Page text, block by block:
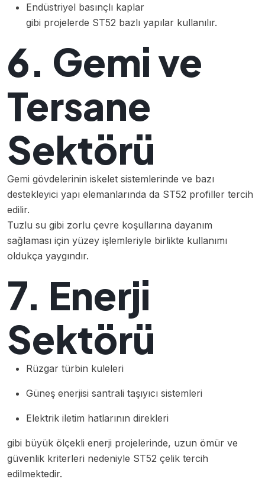
Endüstriyel basınçlı kaplar
gibi projelerde ST52 bazlı yapılar kullanılır.
6. Gemi ve
Tersane
Sektörü
Gemi gövdelerinin iskelet sistemlerinde ve bazı
destekleyici yapı elemanlarında da ST52 profiller tercih
edilir.
Tuzlu su gibi zorlu çevre koşullarına dayanım
sağlaması için yüzey işlemleriyle birlikte kullanımı
oldukça yaygındır.
7. Enerji
Sektörü
Rüzgar türbin kuleleri
Güneş enerjisi santrali taşıyıcı sistemleri
Elektrik iletim hatlarının direkleri
gibi büyük ölçekli enerji projelerinde, uzun ömür ve
güvenlik kriterleri nedeniyle ST52 çelik tercih
edilmektedir.